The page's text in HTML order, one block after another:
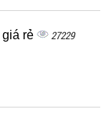
rẻ 27229